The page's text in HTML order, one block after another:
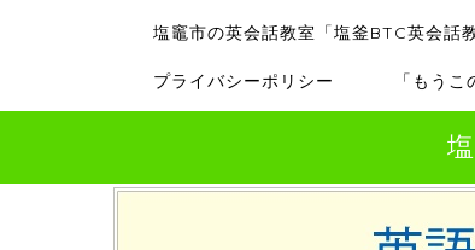
塩竈市の英会話教室「塩釜BTC英会話
プライバシーポリシー 「もう